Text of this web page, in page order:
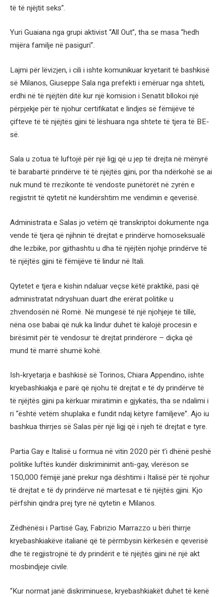
të të njëjtit seks”.
Yuri Guaiana nga grupi aktivist “All Out”, tha se masa “hedh
mijëra familje në pasiguri”.
Lajmi për lëvizjen, i cili i ishte komunikuar kryetarit të bashkisë
së Milanos, Giuseppe Sala nga prefekti i emëruar nga shteti,
erdhi në të njëjtën ditë kur një komision i Senatit bllokoi një
përpjekje për të njohur certifikatat e lindjes së fëmijëve të
çifteve të të njëjtës gjini të lëshuara nga shtete të tjera të BE-
së.
Sala u zotua të luftojë për një ligj që u jep të drejta në mënyrë
të barabartë prindërve të të njëjtës gjini, por tha ndërkohë se ai
nuk mund të rrezikonte të vendoste punëtorët në zyrën e
regjistrit të qytetit në kundërshtim me vendimin e qeverisë.
Administrata e Salas jo vetëm që transkriptoi dokumente nga
vende të tjera që njihnin të drejtat e prindërve homoseksualë
dhe lezbike, por gjithashtu u dha të njëjtën njohje prindërve të
të njëjtës gjini të fëmijëve të lindur në Itali.
Qytetet e tjera e kishin ndaluar veçse këtë praktikë, pasi që
administratat ndryshuan duart dhe erërat politike u
zhvendosën në Romë. Në mungesë të një njohjeje të tillë,
nëna ose babai që nuk ka lindur duhet të kalojë procesin e
birësimit për të vendosur të drejtat prindërore – diçka që
mund të marrë shumë kohë.
Ish-kryetarja e bashkisë së Torinos, Chiara Appendino, ishte
kryebashkiakja e parë që njohu të drejtat e të dy prindërve të
të njëjtës gjini pa kërkuar miratimin e gjykatës, tha se ndalimi i
ri “është vetëm shuplaka e fundit ndaj këtyre familjeve”. Ajo iu
bashkua thirrjes së Salas për një ligj që i njeh të drejtat e tyre.
Partia Gay e Italisë u formua në vitin 2020 për t’i dhënë peshë
politike luftës kundër diskriminimit anti-gay, vlerëson se
150,000 fëmijë janë prekur nga dështimi i Italisë për të njohur
të drejtat e të dy prindërve në martesat e të njëjtës gjini. Kjo
përfshin qindra prej tyre në qytetin e Milanos.
Zëdhënësi i Partisë Gay, Fabrizio Marrazzo u bëri thirrje
kryebashkiakëve italianë që të përmbysin kërkesën e qeverisë
dhe të regjistrojnë të dy prindërit e të njëjtës gjini në një akt
mosbindjeje civile.
“Kur normat janë diskriminuese, kryebashkiakët duhet të kenë